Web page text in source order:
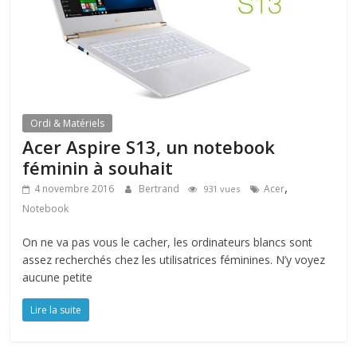
Ordi & Matériels
Acer Aspire S13, un notebook
féminin à souhait
4 novembre 2016 Bertrand 931 vues Acer,
Notebook
On ne va pas vous le cacher, les ordinateurs blancs sont
assez recherchés chez les utilisatrices féminines. N’y voyez
aucune petite
Lire la suite